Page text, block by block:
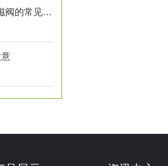
K23JD-15W K23JD-25 电磁阀的常见故障及问题